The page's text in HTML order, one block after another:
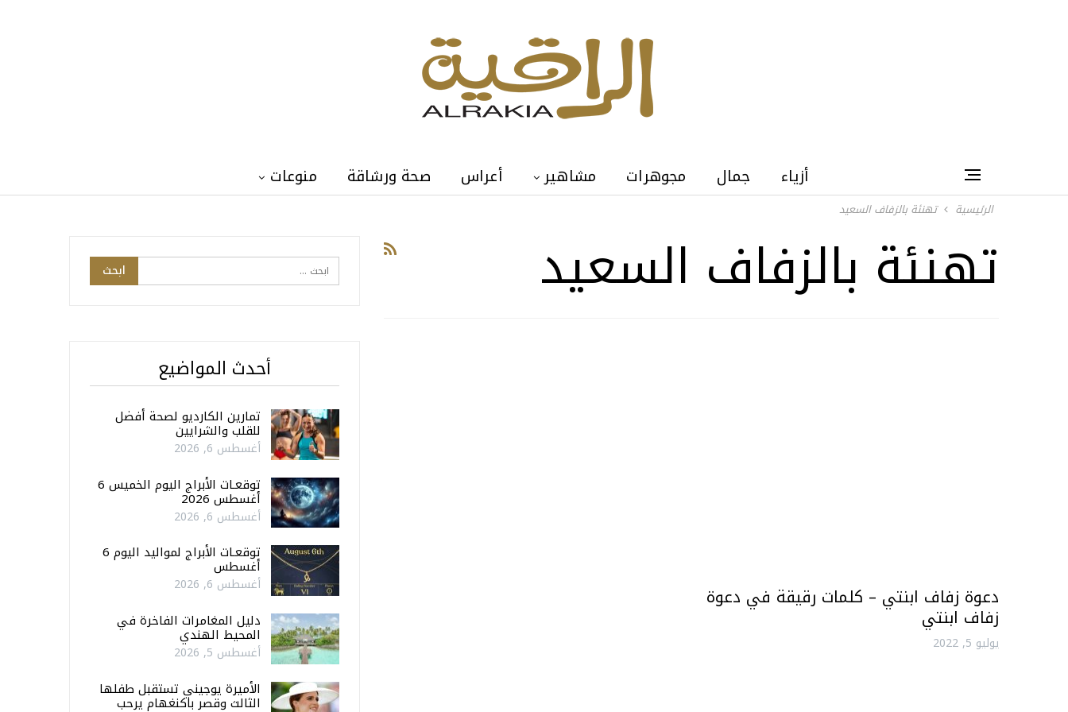
أزياء جمال مجوهرات مشاهير أعراس صحة ورشاقة منوعات
الرئيسية تهنئة بالزفاف السعيد
تهنئة بالزفاف السعيد
دعوة زفاف ابنتي – كلمات رقيقة في دعوة
زفاف ابنتي
يوليو 5, 2022
أحدث المواضيع
تمارين الكارديو لصحة أفضل
للقلب والشرايين
أغسطس 6, 2026
توقعـات الأبراج اليوم الخميس 6
أغسطس 2026
أغسطس 6, 2026
توقعـات الأبراج لمواليد اليوم 6
أغسطس
أغسطس 6, 2026
دليل المغامرات الفاخرة في
المحيط الهندي
أغسطس 5, 2026
الأميرة يوجيني تستقبل طفلها
الثالث وقصر باكنغهام يرحب